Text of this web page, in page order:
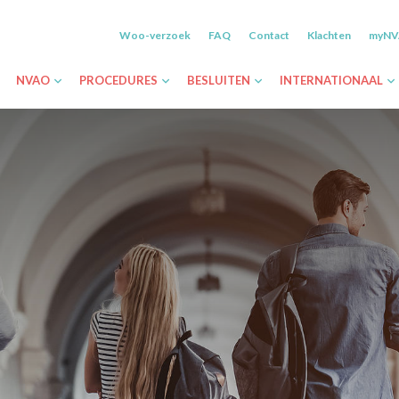
Woo-verzoek FAQ Contact Klachten
NVAO PROCEDURES BESLUITEN INTERNATIONAAL